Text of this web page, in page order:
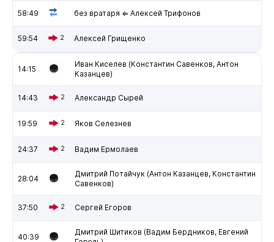
58:49 без вратаря ⇐ Алексей Трифонов
59:54 2 Алексей Грищенко
14:15
Иван Киселев (Константин Савенков, Антон
Казанцев)
14:43 2 Александр Сырей
19:59 2 Яков Селезнев
24:37 2 Вадим Ермолаев
28:04
Дмитрий Потайчук (Антон Казанцев, Константин
Савенков)
37:50 2 Сергей Егоров
40:39
Дмитрий Шитиков (Вадим Бердников, Евгений